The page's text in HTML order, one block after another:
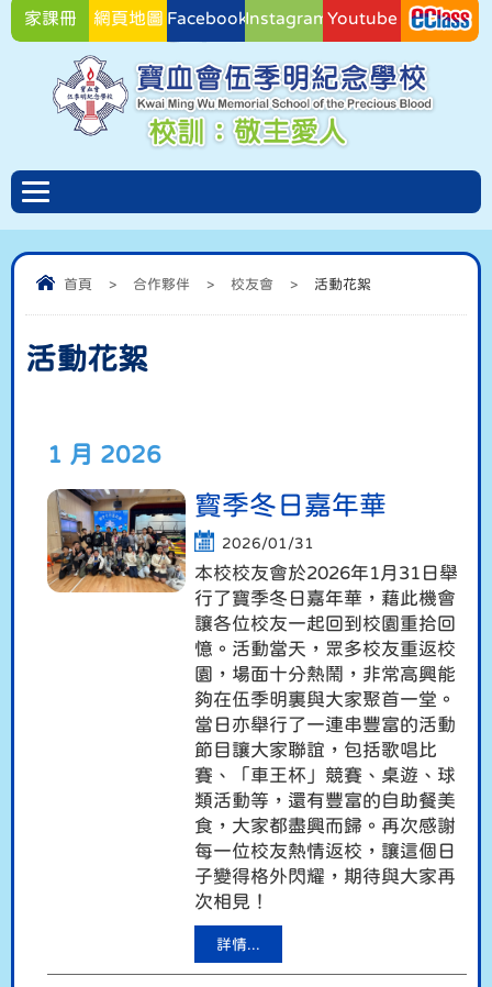
家課冊 網頁地圖 FacebookInstagramYoutube
首頁 > 合作夥伴 > 校友會 > 活動花絮
活動花絮
1 月 2026
寳季冬日嘉年華
2026/01/31
本校校友會於2026年1月31日舉
行了寶季冬日嘉年華，藉此機會
讓各位校友一起回到校園重拾回
憶。活動當天，眾多校友重返校
園，場面十分熱鬧，非常高興能
夠在伍季明裏與大家聚首一堂。
當日亦舉行了一連串豐富的活動
節目讓大家聯誼，包括歌唱比
賽、「車王杯」競賽、桌遊、球
類活動等，還有豐富的自助餐美
食，大家都盡興而歸。再次感謝
每一位校友熱情返校，讓這個日
子變得格外閃耀，期待與大家再
次相見！
詳情...